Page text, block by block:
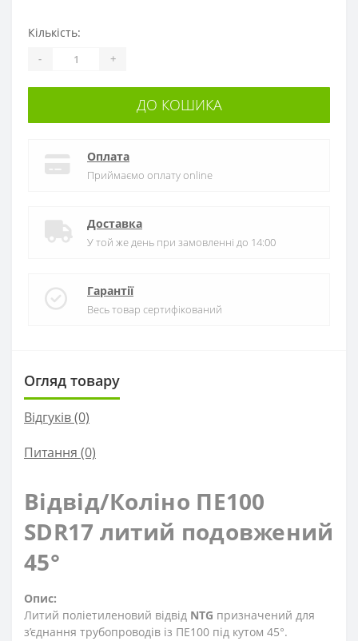
Кількість:
- +
ДО КОШИКА
Оплата
Приймаємо оплату online
Доставка
У той же день при замовленні до 14:00
Гарантії
Весь товар сертифікований
Огляд товару
Відгуків (0)
Питання (0)
Відвід/Коліно ПЕ100
SDR17 литий подовжений
45°
Опис:
Литий поліетиленовий відвід NTG призначений для
з’єднання трубопроводів із ПЕ100 під кутом 45°.